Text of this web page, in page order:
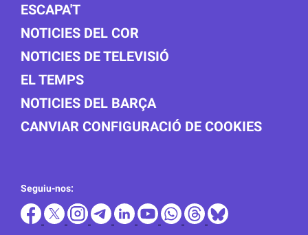
ESCAPA'T
NOTICIES DEL COR
NOTICIES DE TELEVISIÓ
EL TEMPS
NOTICIES DEL BARÇA
CANVIAR CONFIGURACIÓ DE COOKIES
Seguiu-nos: